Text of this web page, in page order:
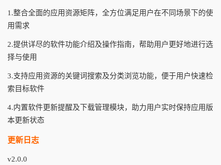
1.整合全面的应用资源矩阵，全方位满足用户在不同场景下的使
用需求
2.提供详尽的软件功能介绍及操作指南，帮助用户更好地进行选
择与使用
3.支持应用资源的关键词搜索及分类浏览功能，便于用户快速检
索目标软件
4.内置软件更新提醒及下载管理模块，助力用户实时保持应用版
本更新状态
更新日志
v2.0.0